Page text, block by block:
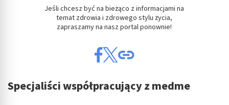
Jeśli chcesz być na bieżąco z informacjami na
temat zdrowia i zdrowego stylu życia,
zapraszamy na nasz portal ponownie!
Specjaliści współpracujący z medme